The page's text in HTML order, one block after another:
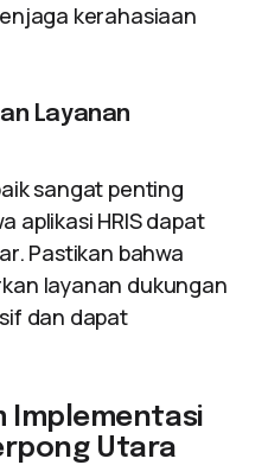
kerahasiaan
Layanan
sangat penting
aplikasi HRIS dapat
Pastikan bahwa
layanan dukungan
dan dapat
Implementasi
Utara